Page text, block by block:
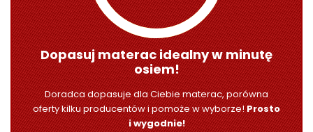
Dopasuj materac idealny w minutę
osiem!
Doradca dopasuje dla Ciebie materac, porówna
oferty kilku producentów i pomoże w wyborze!Prosto
i wygodnie!